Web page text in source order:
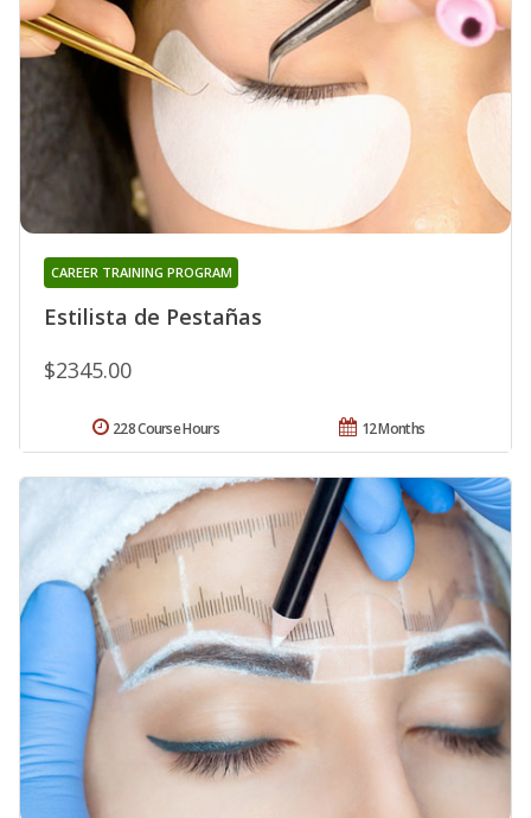
Estilista de Pestañas
CAREER TRAINING PROGRAM
$2345.00
12 Months
228 Course Hours